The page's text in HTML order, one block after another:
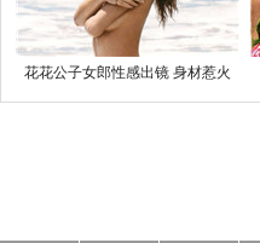
花花公子女郎性感出镜 身材惹火